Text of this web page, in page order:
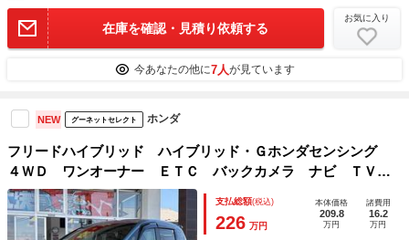
在庫を確認・見積り依頼する
お気に入り
今あなたの他に7人が見ています
NEW グーネットセレクト ホンダ
フリードハイブリッド ハイブリッド・Ｇホンダセンシング
４ＷＤ ワンオーナー ＥＴＣ バックカメラ ナビ ＴＶ
オートクルーズコントロール レーンアシスト 衝突被害軽減
システム 両側電動スライドドア オートライト ＬＥＤヘッ
ドランプ エアロ スマートキー
支払総額(税込)
226 万円
本体価格
209.8
万円
諸費用
16.2
万円